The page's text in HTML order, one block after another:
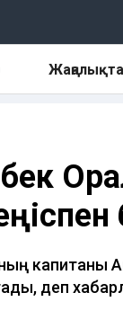
капитаны
деп